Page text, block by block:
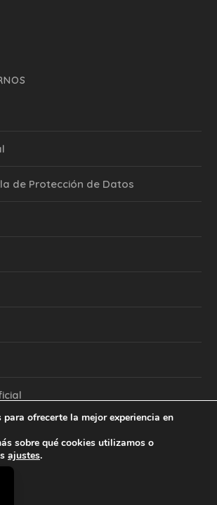
de Protección de Datos
ofrecerte la mejor experiencia en
sobre qué cookies utilizamos o
ajustes.